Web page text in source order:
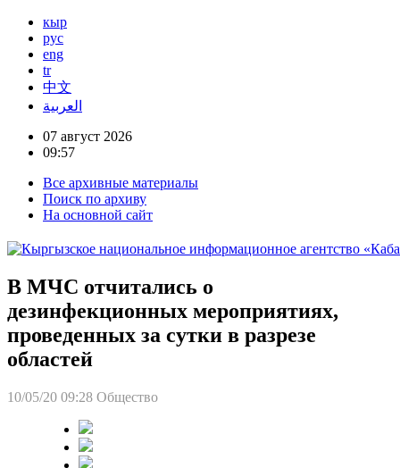
кыр
рус
eng
tr
中文
العربية
07 август 2026
09:57
Все архивные материалы
Поиск по архиву
На основной сайт
В МЧС отчитались о
дезинфекционных мероприятиях,
проведенных за сутки в разрезе
областей
10/05/20 09:28 Общество